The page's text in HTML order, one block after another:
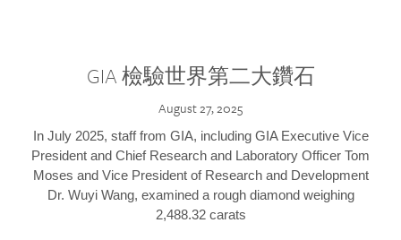
GIA 檢驗世界第二大鑽石
August 27, 2025
In July 2025, staff from GIA, including GIA Executive Vice
President and Chief Research and Laboratory Officer Tom
Moses and Vice President of Research and Development
Dr. Wuyi Wang, examined a rough diamond weighing
2,488.32 carats